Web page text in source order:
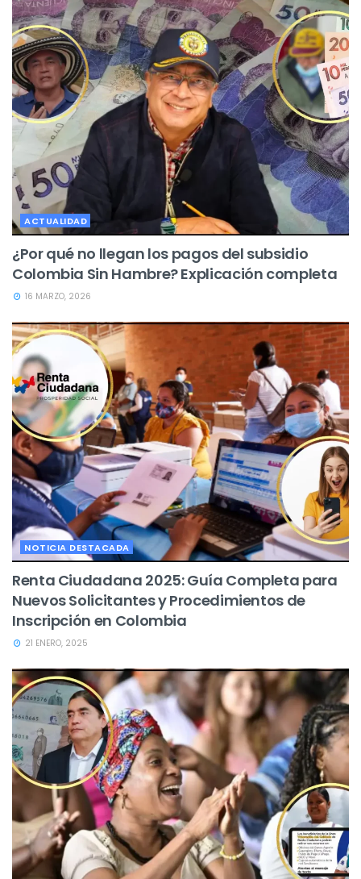
ACTUALIDAD
¿Por qué no llegan los pagos del subsidio
Colombia Sin Hambre? Explicación completa
16 MARZO, 2026
NOTICIA DESTACADA
Renta Ciudadana 2025: Guía Completa para
Nuevos Solicitantes y Procedimientos de
Inscripción en Colombia
21 ENERO, 2025